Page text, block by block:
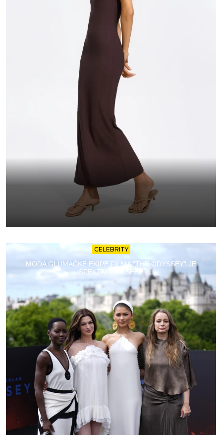
CELEBRITY
MODA GLUMAČKE EKIPE FILMA “THE ODYSSEY” JE
SPEKTAKL ZA SEBE